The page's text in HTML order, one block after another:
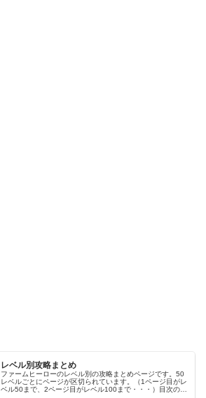
レベル別攻略まとめ
ファームヒーローのレベル別の攻略まとめページです。50
レベルごとにページが区切られています。（1ページ目がレ
ベル50まで、2ページ目がレベル100まで・・・）目次のリ